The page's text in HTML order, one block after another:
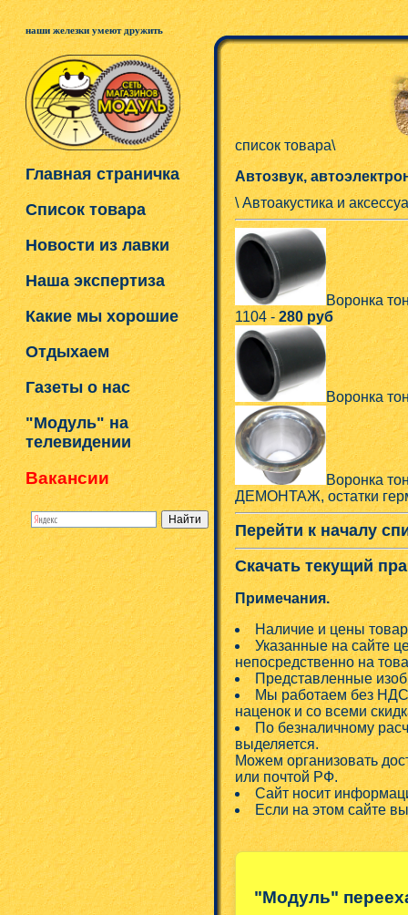
наши железки умеют дружить
Главная страничка
Список товара
Новости из лавки
Наша экспертиза
Какие мы хорошие
Отдыхаем
Газеты о нас
"Модуль" на
телевидении
Вакансии
список товара\
Автозвук,
\ Автоакустика и
Воронка
1104 -280 руб
Воронка
Воронка
ДЕМОНТАЖ, остатки
Перейти к началу
Скачать текущий
Примечания.
Наличие и цены
Указанные на сайте
непосредственно на
Представленные
Мы работаем без
наценок и со всеми
По безналичному
выделяется.
Можем организовать
или почтой РФ.
Сайт носит
Если на этом сайте
"Модуль"